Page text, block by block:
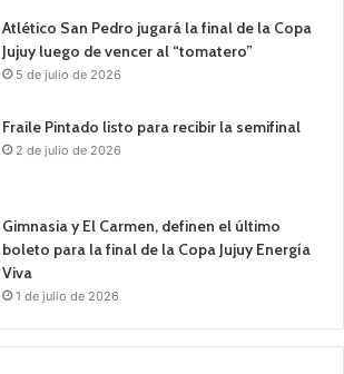
Atlético San Pedro jugará la final de la Copa
Jujuy luego de vencer al “tomatero”
5 de julio de 2026
Fraile Pintado listo para recibir la semifinal
2 de julio de 2026
Gimnasia y El Carmen, definen el último
boleto para la final de la Copa Jujuy Energía
Viva
1 de julio de 2026